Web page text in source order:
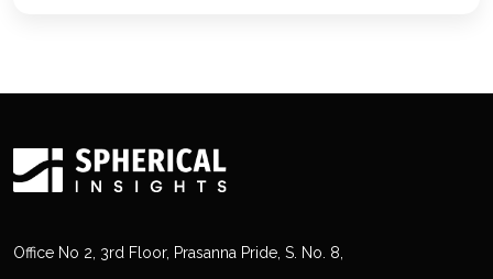
Office No 2, 3rd Floor, Prasanna Pride, S. No. 8,